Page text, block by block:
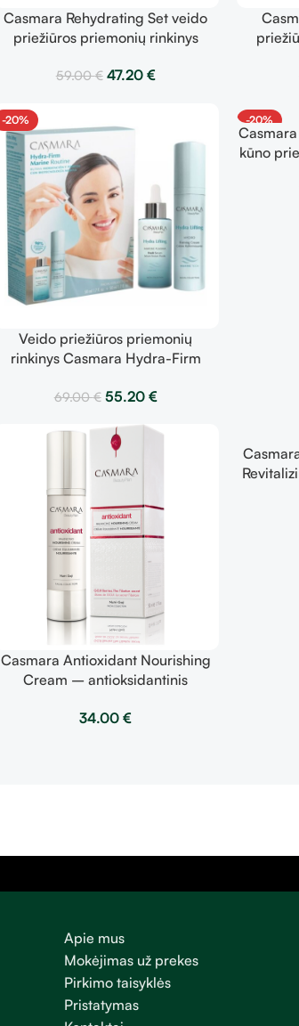
Casmara Rehydrating Set veido
priežiūros priemonių rinkinys
59.00€ 47.20 €
-20%
Veido priežiūros priemonių
rinkinys Casmara Hydra-Firm
69.00€ 55.20 €
-20%
kūno
Casmara Antioxidant Nourishing
Cream – antioksidantinis
50 ml
34.00€
Apie mus
Mokėjimas už prekes
Pirkimo taisyklės
Pristatymas